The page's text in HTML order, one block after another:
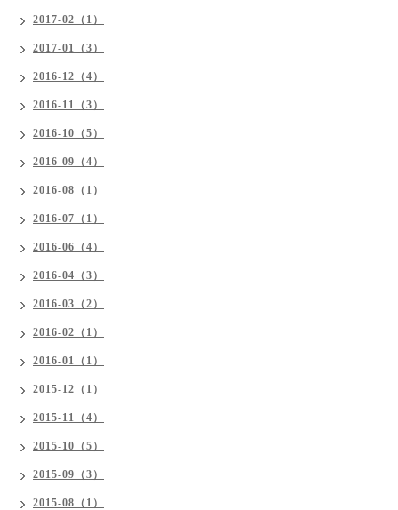
2017-02（1）
2017-01（3）
2016-12（4）
2016-11（3）
2016-10（5）
2016-09（4）
2016-08（1）
2016-07（1）
2016-06（4）
2016-04（3）
2016-03（2）
2016-02（1）
2016-01（1）
2015-12（1）
2015-11（4）
2015-10（5）
2015-09（3）
2015-08（1）